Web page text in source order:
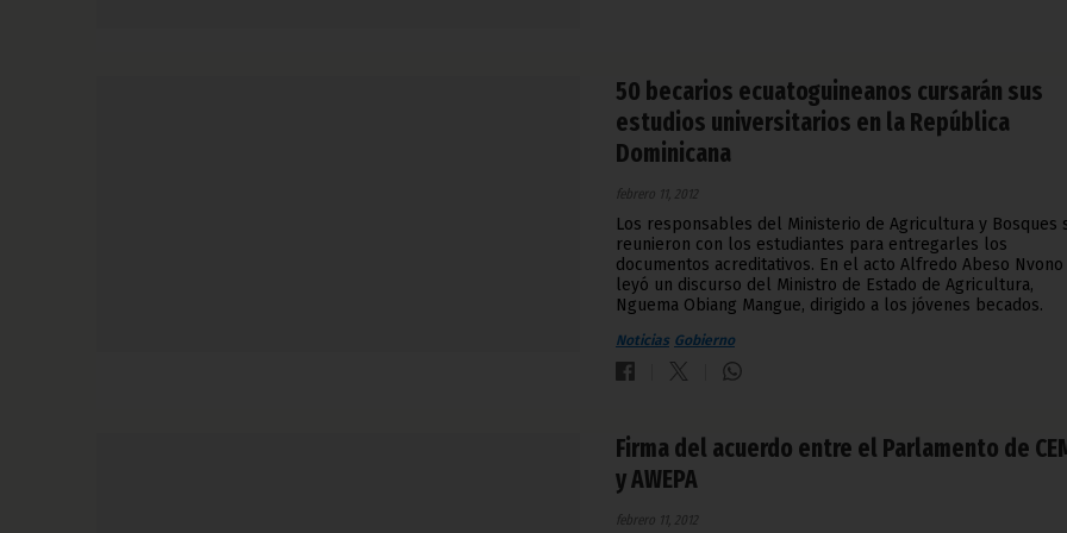
50 becarios ecuatoguineanos cursarán sus
estudios universitarios en la República
Dominicana
febrero 11, 2012
Los responsables del Ministerio de Agricultura y Bosques
reunieron con los estudiantes para entregarles los
documentos acreditativos. En el acto Alfredo Abeso Nvono
leyó un discurso del Ministro de Estado de Agricultura,
Nguema Obiang Mangue, dirigido a los jóvenes becados.
Noticias Gobierno
Firma del acuerdo entre el Parlamento de
y AWEPA
febrero 11, 2012